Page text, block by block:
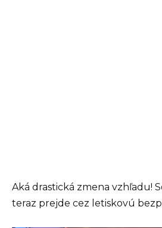
Aká drastická zmena vzhľadu!
teraz prejde cez letiskovú